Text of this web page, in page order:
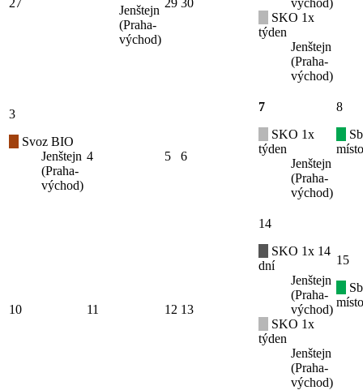
27
Jenštejn
(Praha-
východ)
29 30
východ)
SKO 1x
týden
Jenštejn
(Praha-
východ)
3
Svoz BIO
Jenštejn
(Praha-
východ)
4 5 6
7
SKO 1x
týden
Jenštejn
(Praha-
východ)
8
10 11 12 13
14
SKO 1x 14
dní
Jenštejn
(Praha-
východ)
SKO 1x
týden
Jenštejn
(Praha-
východ)
15